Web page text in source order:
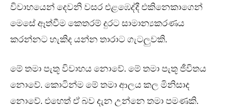
විවාහයෙන් දෙවනි වසර එළඹෙද්දී එකිනෙකාගෙන්
මෙසේ ඈත්වීම කෙතරම් දුරට සාමාන්‍යකරණය
කරන්නට හැකිද යන්න තාරාට ගැටලුවකි.
මේ තමා පැතූ විවාහය නොවේ. මේ තමා පැතූ ජීවිතය
නොවේ. කොටින්ම මේ තමා ආලය කල මිනිසාද
නොවේ. එහෙත් ඒ බව දැන උන්නෙ තමා පමණකි.